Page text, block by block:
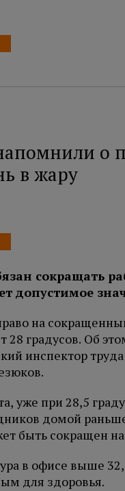
о
в жару
сокращать
допустимое
на
28 градусов. Об
инспектор
уже при 28,5
домой
быть сокращен
в офисе выше
для здоровья.